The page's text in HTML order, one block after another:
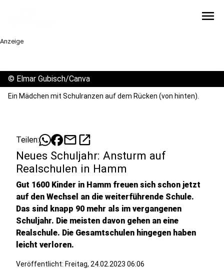
menu
Anzeige
© Elmar Gubisch/Canva
Ein Mädchen mit Schulranzen auf dem Rücken (von hinten).
Teilen: mailopen_in_new
Neues Schuljahr: Ansturm auf
Realschulen in Hamm
Gut 1600 Kinder in Hamm freuen sich schon jetzt
auf den Wechsel an die weiterführende Schule.
Das sind knapp 90 mehr als im vergangenen
Schuljahr. Die meisten davon gehen an eine
Realschule. Die Gesamtschulen hingegen haben
leicht verloren.
Veröffentlicht: Freitag, 24.02.2023 06:06